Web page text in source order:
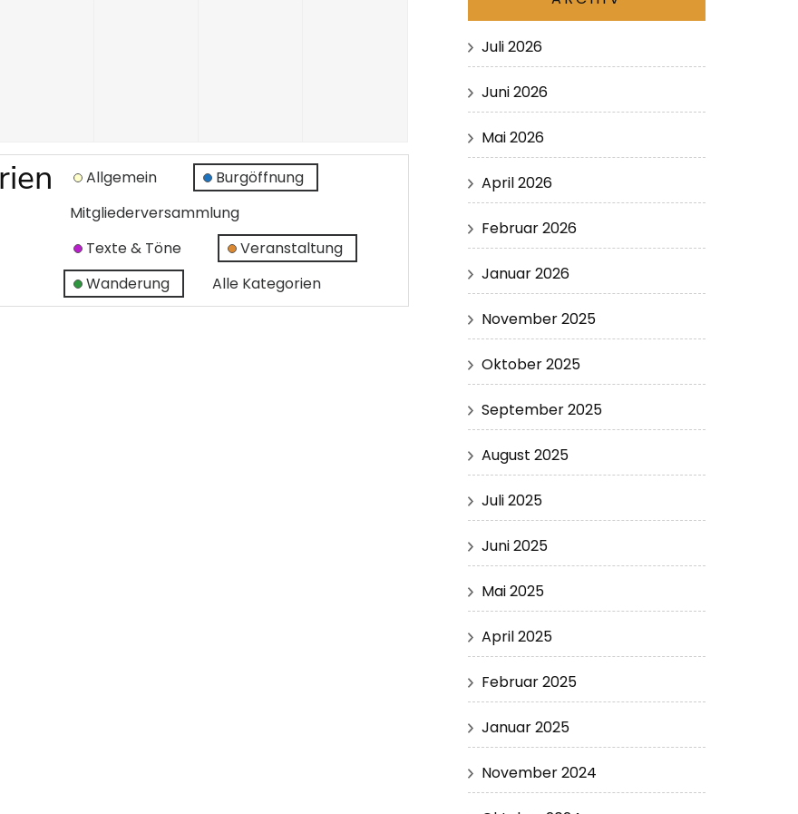
Allgemein
Burgöffnung
Mitgliederversammlung
Texte & Töne
Veranstaltung
Wanderung
Alle Kategorien
Juli 2026
Juni 2026
Mai 2026
April 2026
Februar 2026
Januar 2026
November 2025
Oktober 2025
September 2025
August 2025
Juli 2025
Juni 2025
Mai 2025
April 2025
Februar 2025
Januar 2025
November 2024